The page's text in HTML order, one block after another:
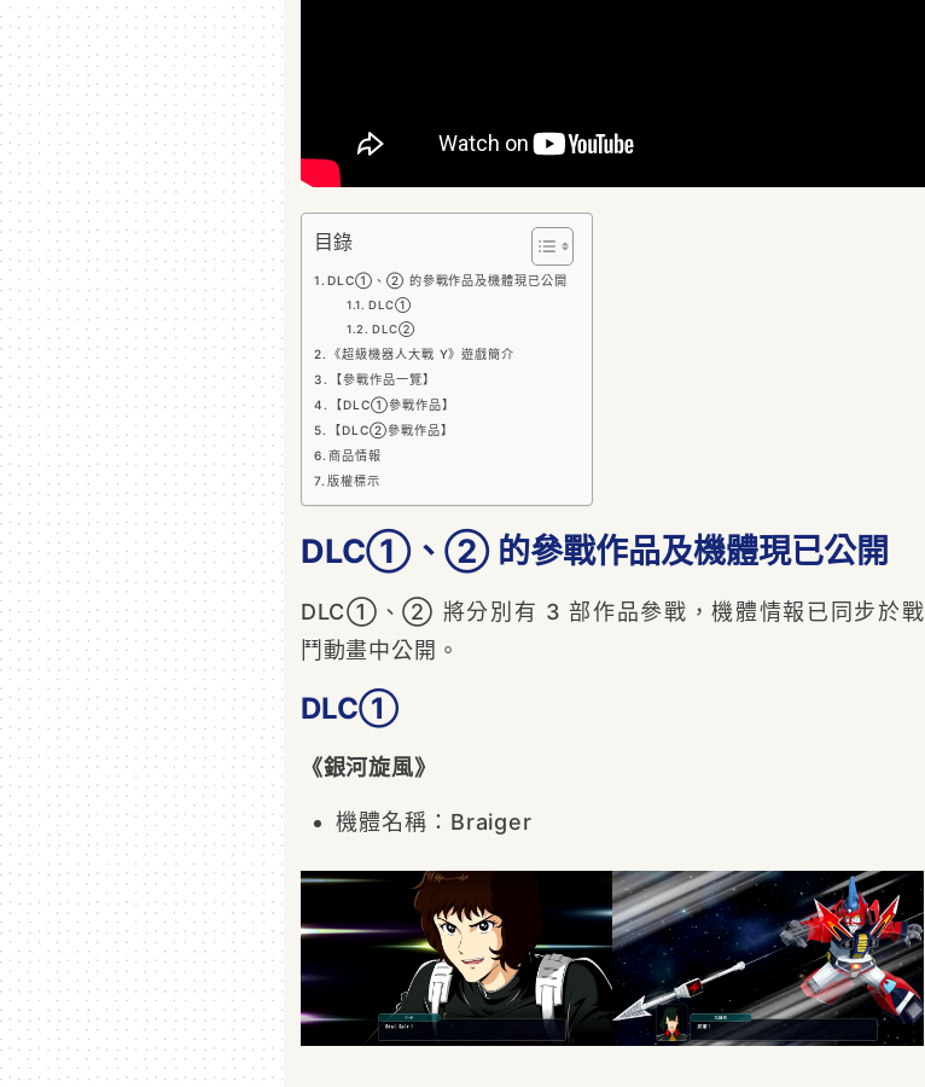
目錄
DLC①、② 的參戰作品及機體現已公開
DLC①
DLC②
《超級機器人大戰 Y》遊戲簡介
【參戰作品一覽】
【DLC①參戰作品】
【DLC②參戰作品】
商品情報
版權標示
DLC①、② 的參戰作品及機體現已公開
DLC①、② 將分別有 3 部作品參戰，機體情報已同步於戰
鬥動畫中公開。
DLC①
《銀河旋風》
機體名稱：Braiger